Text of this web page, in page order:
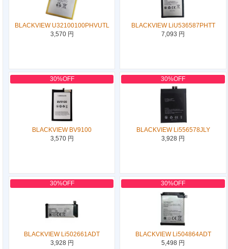
BLACKVIEW U32100100PHVUTL
3,570 円
BLACKVIEW LiU536587PHTT
7,093 円
30%OFF
BLACKVIEW BV9100
3,570 円
30%OFF
BLACKVIEW Li556578JLY
3,928 円
30%OFF
BLACKVIEW Li502661ADT
3,928 円
30%OFF
BLACKVIEW Li504864ADT
5,498 円